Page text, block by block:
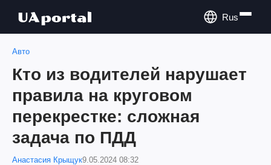
Rus
Авто
Кто из водителей нарушает
правила на круговом
перекрестке: сложная
задача по ПДД
Анастасия Крыщук9.05.2024 08:32